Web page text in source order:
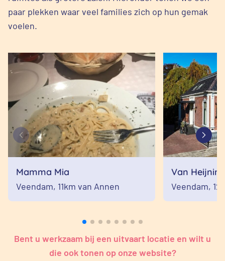
paar plekken waar veel families zich op hun gemak
voelen.
Mamma Mia
Veendam, 11km van Annen
Van
Veendam,
Bent u werkzaam bij een uitvaart locatie en wilt u
die ook tonen op onze website?